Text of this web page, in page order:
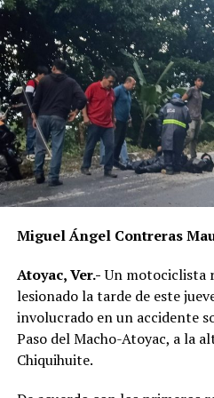
El área fue acordonada por
diligencias de ley. La Fiscalía
una carpeta de investigación
detener a los responsables de
exhibir la violencia que
RELATED TOPICS:
DESPUÉS
Camión arrolla y mata a dos
ANTES
Antorchista
Miguel Ángel Contreras
Atoyac, Ver.-Un motociclista
lesionado la tarde de este
involucrado en un accidente
Paso del Macho-Atoyac, a la
Chiquihuite.